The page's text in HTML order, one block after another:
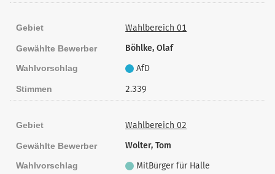
Gebiet Wahlbereich 01
Gewählte Bewerber Böhlke, Olaf
Wahlvorschlag AfD
Stimmen 2.339
Gebiet Wahlbereich 02
Gewählte Bewerber Wolter, Tom
Wahlvorschlag MitBürger für Halle